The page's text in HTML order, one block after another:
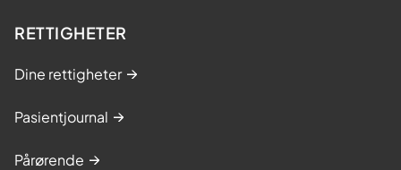
RETTIGHETER
Dine rettigheter
Pasientjournal
Pårørende